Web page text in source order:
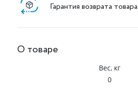
Гарантия возврата товара
О товаре
Вес, кг
0